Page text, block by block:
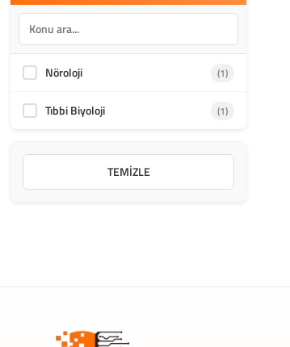
Nöroloji (1)
Tıbbi Biyoloji (1)
TEMIZLE